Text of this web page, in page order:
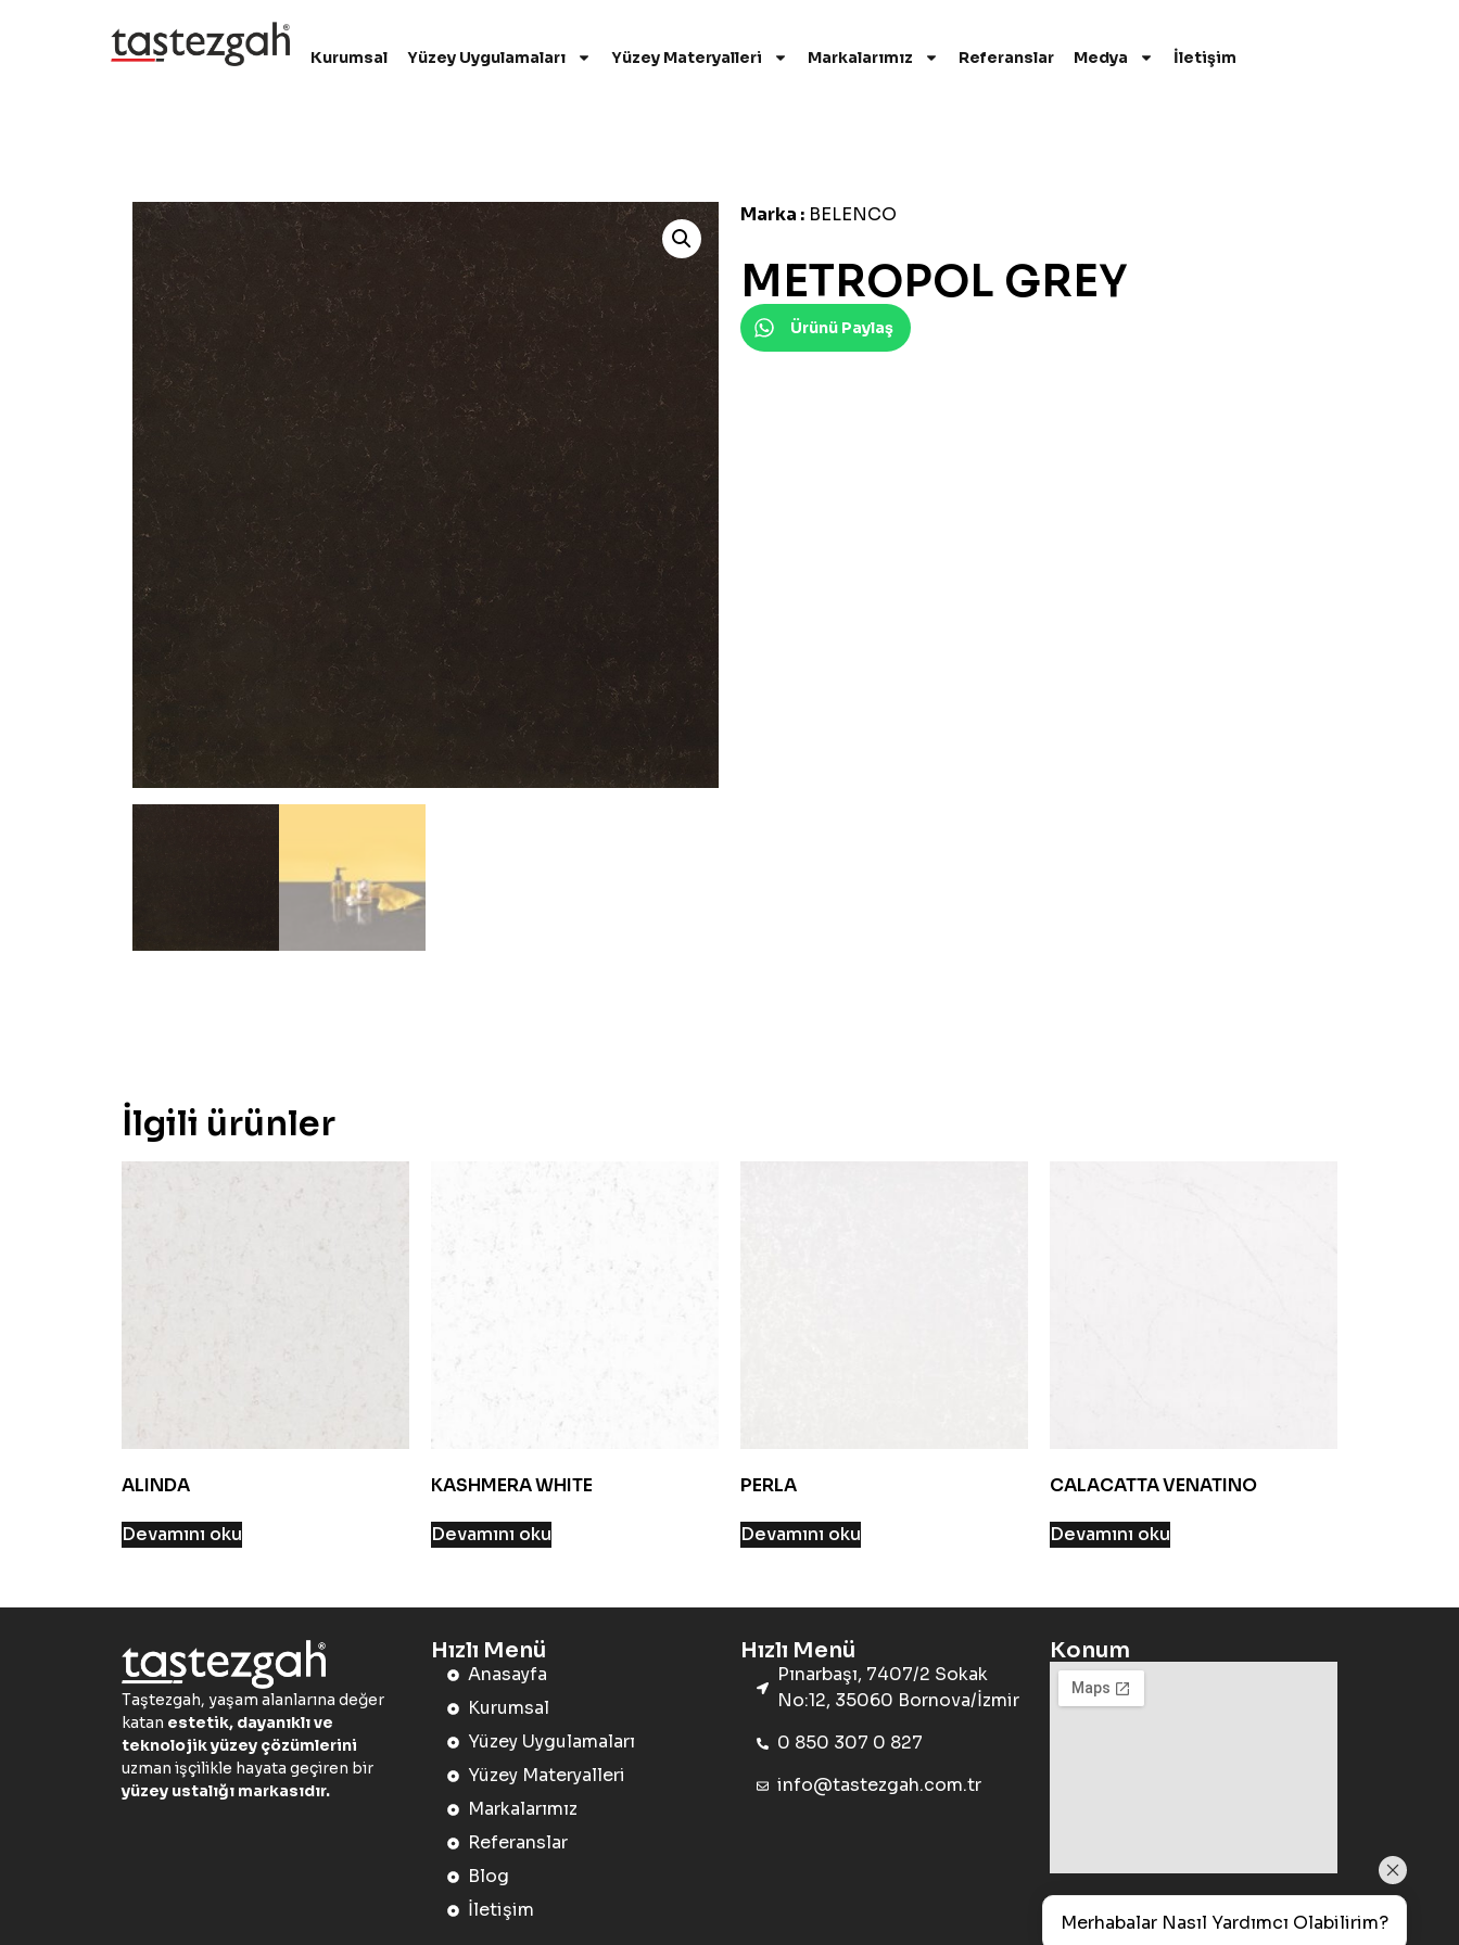
Kurumsal Yüzey Uygulamaları Yüzey Materyalleri Markalarımız Referanslar Medya İletişim
Marka : BELENCO
METROPOL GREY
Ürünü Paylaş
İlgili ürünler
ALINDA
Devamını oku
KASHMERA WHITE
Devamını oku
PERLA
Devamını oku
CALACATTA VENATINO
Devamını oku
Taştezgah, yaşam alanlarına değer
katan estetik, dayanıklı ve
teknolojik yüzey çözümlerini
uzman işçilikle hayata geçiren bir
yüzey ustalığı markasıdır.
Hızlı Menü
Anasayfa
Kurumsal
Yüzey Uygulamaları
Yüzey Materyalleri
Markalarımız
Referanslar
Blog
İletişim
Hızlı Menü
Pınarbaşı, 7407/2 Sokak
No:12, 35060 Bornova/İzmir
0 850 307 0 827
info@tastezgah.com.tr
Konum
Merhabalar Nasıl Yardımcı Olabilirim?